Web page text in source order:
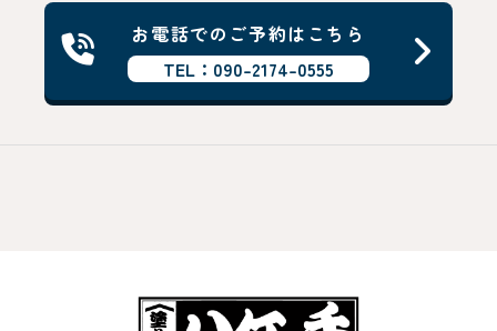
お電話でのご予約はこちら
TEL：090-2174-0555